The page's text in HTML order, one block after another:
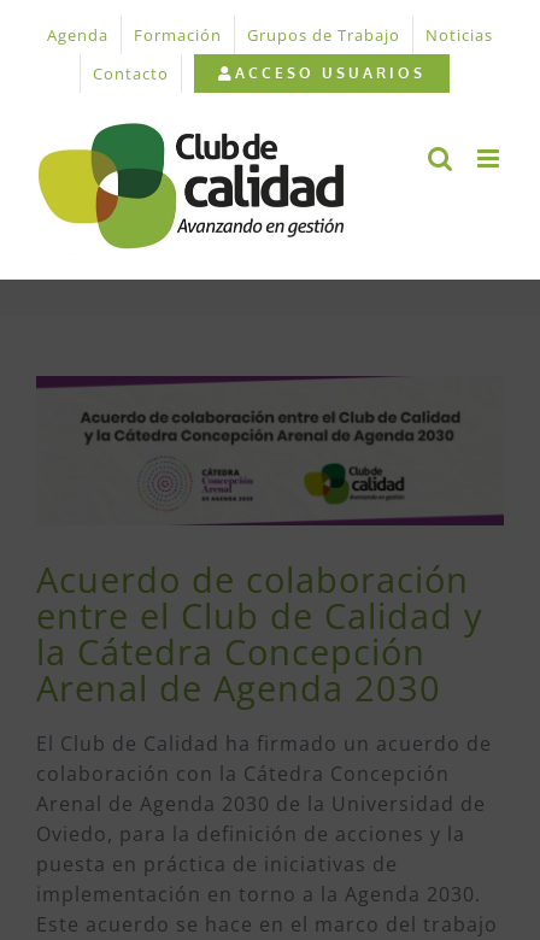
contenido
Agenda Formación Grupos de Trabajo
Noticias
Contacto
ACCESO USUARIOS
Ver
imagen
Acuerdo de colaboración
entre el Club de Calidad y
la Cátedra Concepción
Arenal de Agenda 2030
El Club de Calidad ha firmado un acuerdo de
colaboración con la Cátedra Concepción
Arenal de Agenda 2030 de la Universidad de
Oviedo, para la definición de acciones y la
puesta en práctica de iniciativas de
implementación en torno a la Agenda 2030.
Este acuerdo se hace en el marco del trabajo